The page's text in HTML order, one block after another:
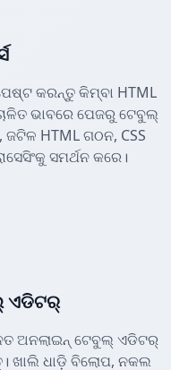
କରନ୍ତୁ କିମ୍ବା HTML
ଭାବରେ ପେଜରୁ ଟେବୁଲ୍
HTML ଗଠନ, CSS
ସମର୍ଥନ କରେ।
ଏଡିଟର୍
ଅନଲାଇନ୍ ଟେବୁଲ୍ ଏଡିଟର୍
ଖାଲି ଧାଡ଼ି ବିଲୋପ, ନକଲ